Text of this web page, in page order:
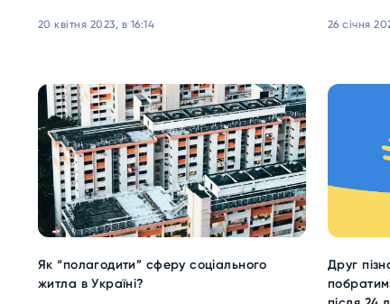
20 квітня 2023, в 16:14 26 січня
Як “полагодити” сферу соціального
житла в Україні?
Друг